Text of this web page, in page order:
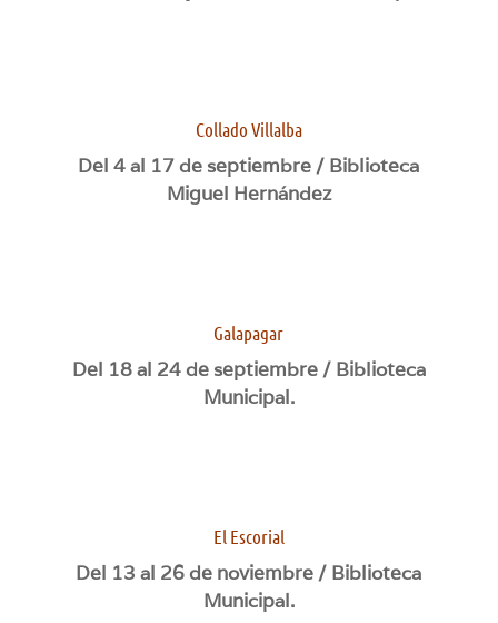
Collado Villalba
Del 4 al 17 de septiembre / Biblioteca
Miguel Hernández
Galapagar
Del 18 al 24 de septiembre / Biblioteca
Municipal.
El Escorial
Del 13 al 26 de noviembre / Biblioteca
Municipal.